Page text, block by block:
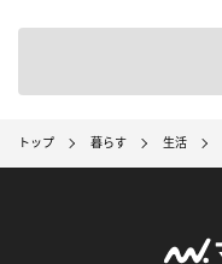
トップ 暮らす 生活